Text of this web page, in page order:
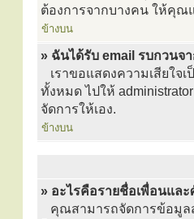
ต้องการจากบางคน ให้คุณ
ข้างบน
» ฉันได้รับ email รบกวนจ
เราขอแสดงความเสียใจ
ทั้งหมด ไปให้
จัดการให้เอง.
ข้างบน
» อะไรคือรายชื่อเพื่อนแล
คุณสามารถจัดการข้อมูล